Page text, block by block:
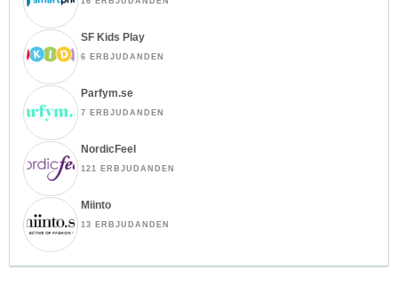
SF Kids Play
6 ERBJUDANDEN
Parfym.se
7 ERBJUDANDEN
NordicFeel
121 ERBJUDANDEN
Miinto
13 ERBJUDANDEN